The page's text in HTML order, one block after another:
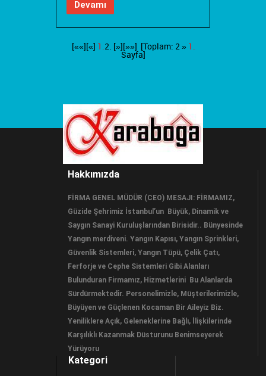
Devamı
[««][«] 1.2. [»] [»»] [Toplam: 2 » 1.
Sayfa]
Hakkımızda
FİRMA GENEL MÜDÜR (CEO) MESAJI: FİRMAMIZ,
Güzide Şehrimiz İstanbul’un Büyük, Dinamik ve
Saygın Sanayi Kuruluşlarından Birisidir.. Bünyesinde
Yangın merdiveni. Yangın Kapısı, Yangın Sprinkleri,
Güvenlik Sistemleri, Yangın Tüpü, Çelik Çatı,
Ferforje ve Cephe Sistemleri Gibi Alanları
Bulunduran Firmamız, Hizmetlerini Bu Alanlarda
Sürdürmektedir. Personelimizle, Müşterilerimizle,
Büyüyen ve Güçlenen Kocaman Bir Aileyiz Biz.
Yeniliklere Açık, Geleneklerine Bağlı, İlişkilerinde
Karşılıklı Kazanmak Düsturunu Benimseyerek
Yürüyoru
Kategori